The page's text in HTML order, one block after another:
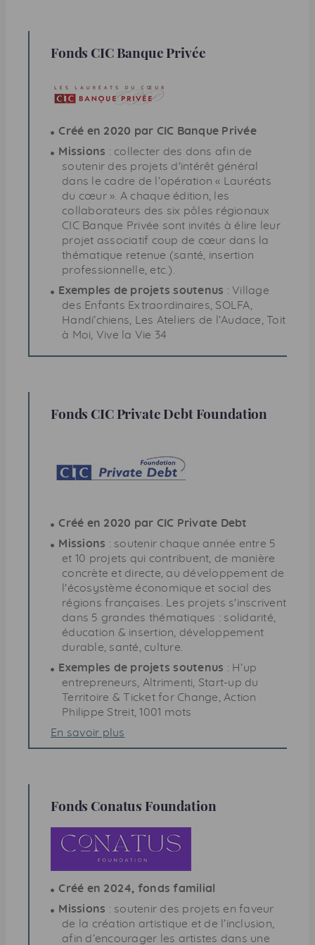
Fonds CICBanque Privée
Créé en 2020 par CIC Banque Privée
Missions : collecter des dons afin de
soutenir des projets d'intérêt général
dans le cadre de l’opération « Lauréats
du cœur ». A chaque édition, les
collaborateurs des six pôles régionaux
CICBanque Privée sont invités à élire leur
projet associatif coup de cœur dans la
thématique retenue (santé, insertion
professionnelle, etc.).
Exemples de projets soutenus : Village
des Enfants Extraordinaires, SOLFA,
Handi’chiens, Les Ateliers de l’Audace, Toit
à Moi, Vive la Vie 34
Fonds CIC Private Debt Foundation
Créé en 2020 par CIC Private Debt
Missions : soutenir chaque année entre 5
et 10 projets qui contribuent, de manière
concrète et directe, au développement de
l'écosystème économique et social des
régions françaises. Les projets s'inscrivent
dans 5 grandes thématiques : solidarité,
éducation & insertion, développement
durable, santé, culture.
Exemples de projets soutenus : H’up
entrepreneurs, Altrimenti, Start-up du
Territoire &Ticket for Change , Action
Philippe Streit, 1001 mots
En savoir plus
Fonds Conatus Foundation
Créé en 2024, fonds familial
Missions : soutenir des projets en faveur
de la création artistique et de l’inclusion,
afin d’encourager les artistes dans une